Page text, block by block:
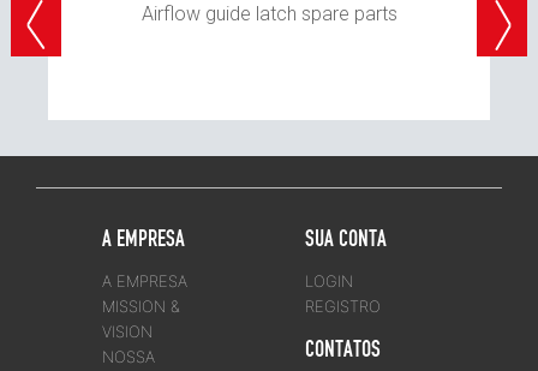
Airflow guide latch spare parts
A EMPRESA
A EMPRESA
MISSION &
VISION
NOSSA
SUA CONTA
LOGIN
REGISTRO
CONTATOS